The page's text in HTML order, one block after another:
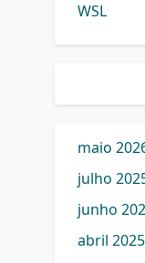
WSL
maio
julho
junho
abril 2025